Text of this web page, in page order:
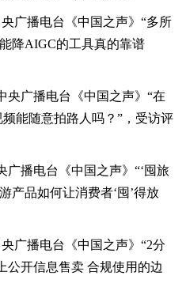
广播电台《中国之声》“多所
降AIGC的工具真的靠谱
央广播电台《中国之声》“在
能随意拍路人吗？”，受访评
广播电台《中国之声》“‘囤旅
产品如何让消费者‘囤’得放
广播电台《中国之声》“2分
公开信息售卖 合规使用的边